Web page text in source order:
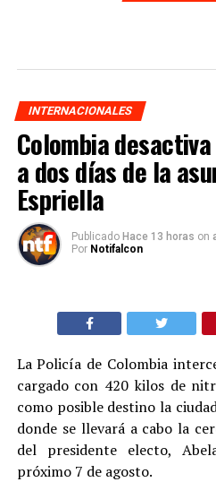
INTERNACIONALES
Colombia
a dos días de la
Espriella
Publicado Hace 13 horas on
Por Notifalcon
La Policía de Colombia
cargado con 420 kilos de
como posible destino la
donde se llevará a cabo la
del presidente electo,
próximo 7 de agosto.